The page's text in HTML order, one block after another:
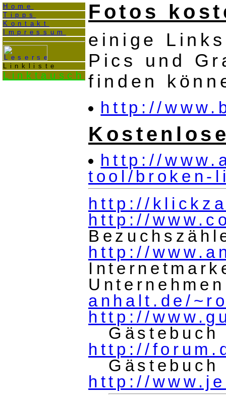
Home
Tipps
Kontakt
Impressum
Linkliste
Linktausch
Fotos
einige
Pics und
finden
http://
http://
tool/broken-
http://
http://
http://
anhalt.de/
http://
Gästebuch
http://
http://